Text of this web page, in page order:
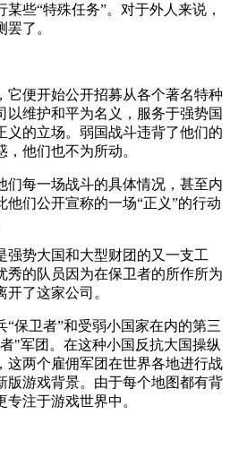
些“特殊任务”。对于外人来说，
了。
它便开始公开招募从各个著名特种
以维护和平为名义，服务于强势国
义的立场。弱国战斗违背了他们的
他们也不为所动。
们每一场战斗的具体情况，甚至内
们公开宣称的一场“正义”的行动
强势大国和大型财团的又一支工
秀的队员因为在保卫者的所作所为
了这家公司。
保卫者”和受弱小国家在内的第三
"军团。在这种小国反抗大国操纵
这两个雇佣军团在世界各地进行战
版游戏背景。由于每个地图都有背
注于游戏世界中。